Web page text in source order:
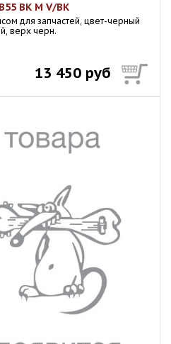
BK M V/BK
для запчастей, цвет-черный
верх черн.
13 450 руб